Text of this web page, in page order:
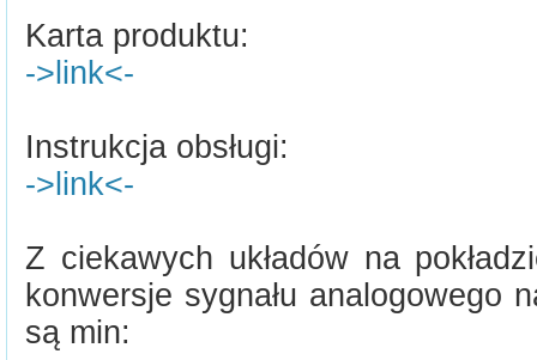
Karta produktu:
->link<-
Instrukcja obsługi:
->link<-
Z ciekawych układów na
konwersje sygnału analogowego
są min: